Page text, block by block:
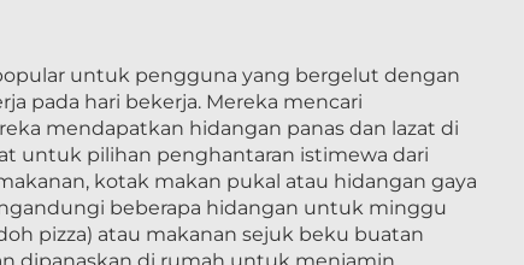
untuk pengguna yang bergelut dengan
pada hari bekerja. Mereka mencari
mendapatkan hidangan panas dan lazat di
untuk pilihan penghantaran istimewa dari
kotak makan pukal atau hidangan gaya
beberapa hidangan untuk minggu
pizza) atau makanan sejuk beku buatan